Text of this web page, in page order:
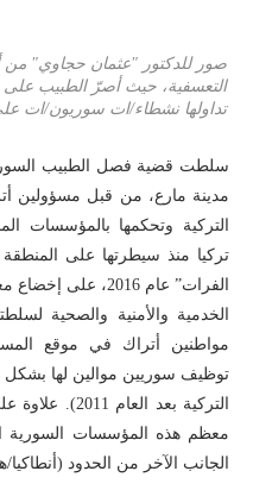
صور للدكتور "عثمان حجاوي" من
التعسفية، حيث أصرّ الطبيب على
تداولها نشطاء/ات سوريون/ات
سلطت قضية فصل الطبيب
مدينة مارع، من قبل مسؤولين
التركية وتحكمها بالمؤسسات
تركيا منذ سيطرتها على
الفرات” عام
الخدمية والأمنية والصحية
مواطنين أتراك في موقع
توظيف سوريين موالين لها
التركية بعد
معظم هذه المؤسسات السورية
الجانب الآخر من الحدود